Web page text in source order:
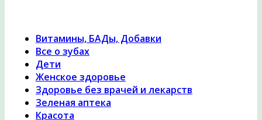
Витамины, БАДы, Добавки
Все о зубах
Дети
Женское здоровье
Здоровье без врачей и лекарств
Зеленая аптека
Красота